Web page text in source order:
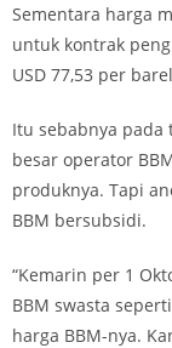
Sementara harga
untuk kontrak
USD 77,53 per
Itu sebabnya pada
besar operator
produknya. Tapi
BBM bersubsidi.
“Kemarin per 1
BBM swasta
harga BBM-nya.